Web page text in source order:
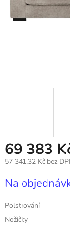
69 383
57 341,32 Kč bez
cena:
Na
Polstrování
Nožičky